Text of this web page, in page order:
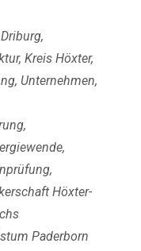
,
, Kreis Höxter,
, Unternehmen,
,
,
,
Höxter-
Paderborn